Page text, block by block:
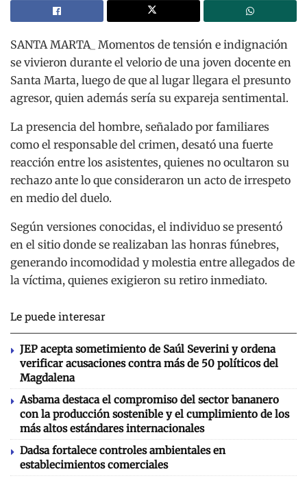
SANTA MARTA_ Momentos de tensión e indignación
se vivieron durante el velorio de una joven docente en
Santa Marta, luego de que al lugar llegara el presunto
agresor, quien además sería su expareja sentimental.
La presencia del hombre, señalado por familiares
como el responsable del crimen, desató una fuerte
reacción entre los asistentes, quienes no ocultaron su
rechazo ante lo que consideraron un acto de irrespeto
en medio del duelo.
Según versiones conocidas, el individuo se presentó
en el sitio donde se realizaban las honras fúnebres,
generando incomodidad y molestia entre allegados de
la víctima, quienes exigieron su retiro inmediato.
Le puede interesar
JEP acepta sometimiento de Saúl Severini y ordena
verificar acusaciones contra más de 50 políticos del
Magdalena
Asbama destaca el compromiso del sector bananero
con la producción sostenible y el cumplimiento de los
más altos estándares internacionales
Dadsa fortalece controles ambientales en
establecimientos comerciales